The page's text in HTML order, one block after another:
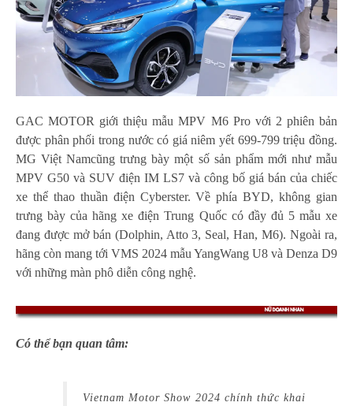
GAC MOTOR giới thiệu mẫu MPV M6 Pro với 2 phiên bản
được phân phối trong nước có giá niêm yết 699-799 triệu đồng.
MG Việt Namcũng trưng bày một số sản phẩm mới như mẫu
MPV G50 và SUV điện IM LS7 và công bố giá bán của chiếc
xe thể thao thuần điện Cyberster. Về phía BYD, không gian
trưng bày của hãng xe điện Trung Quốc có đầy đủ 5 mẫu xe
đang được mở bán (Dolphin, Atto 3, Seal, Han, M6). Ngoài ra,
hãng còn mang tới VMS 2024 mẫu YangWang U8 và Denza D9
với những màn phô diễn công nghệ.
Có thể bạn quan tâm:
Vietnam Motor Show 2024 chính thức khai